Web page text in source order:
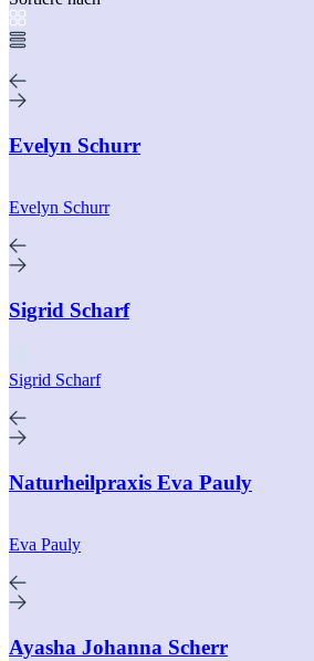
Evelyn Schurr
Evelyn Schurr
Sigrid Scharf
Sigrid Scharf
Naturheilpraxis Eva Pauly
Eva Pauly
Ayasha Johanna Scherr